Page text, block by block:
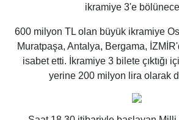
ikramiye 3'e
600 milyon TL olan büyük ikramiye
Muratpaşa, Antalya, Bergama, İZMİR'
isabet etti. İkramiye 3 bilete çıktığı
yerine 200 milyon lira olarak